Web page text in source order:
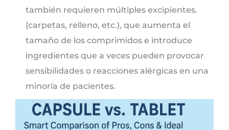
también requieren múltiples excipientes.
(carpetas, relleno, etc.), que aumenta el
tamaño de los comprimidos e introduce
ingredientes que a veces pueden provocar
sensibilidades o reacciones alérgicas en una
minoría de pacientes.